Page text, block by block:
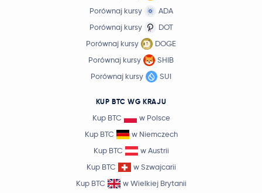
Porównaj kursy
ADA
Porównaj kursy
DOT
Porównaj kursy
DOGE
Porównaj kursy
SHIB
Porównaj kursy
SUI
KUP BTC WG KRAJU
Kup BTC
w Polsce
Kup BTC
w Niemczech
Kup BTC
w Austrii
Kup BTC
w Szwajcarii
Kup BTC
w Wielkiej Brytanii